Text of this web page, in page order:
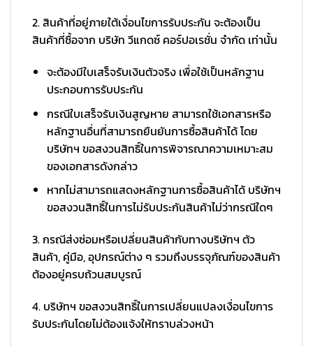
2. สินค้าที่อยู่ภายใต้เงื่อนไขการรับประกัน จะต้องเป็น
สินค้าที่ซื้อจาก บริษัท วีแกดซ์ คอร์ปอเรชั่น จำกัด เท่านั้น
จะต้องมีใบเสร็จรับเงินตัวจริง เพื่อใช้เป็นหลักฐาน
ประกอบการรับประกัน
กรณีใบเสร็จรับเงินสูญหาย สามารถใช้เอกสารหรือ
หลักฐานอื่นที่สามารถยืนยันการซื้อสินค้าได้ โดย
บริษัทฯ ขอสงวนสิทธิ์ในการพิจารณาความเหมาะสม
ของเอกสารดังกล่าว
หากไม่สามารถแสดงหลักฐานการซื้อสินค้าได้ บริษัทฯ
ขอสงวนสิทธิ์ในการไม่รับประกันสินค้าไม่ว่ากรณีใดๆ
3. กรณีส่งซ่อมหรือเปลี่ยนสินค้ากับทางบริษัทฯ ตัว
สินค้า, คู่มือ, อุปกรณ์ต่าง ๆ รวมถึงบรรจุภัณฑ์ของสินค้า
ต้องอยู่ครบถ้วนสมบูรณ์
4. บริษัทฯ ขอสงวนสิทธิ์ในการเปลี่ยนแปลงเงื่อนไขการ
รับประกันโดยไม่ต้องแจ้งให้ทราบล่วงหน้า